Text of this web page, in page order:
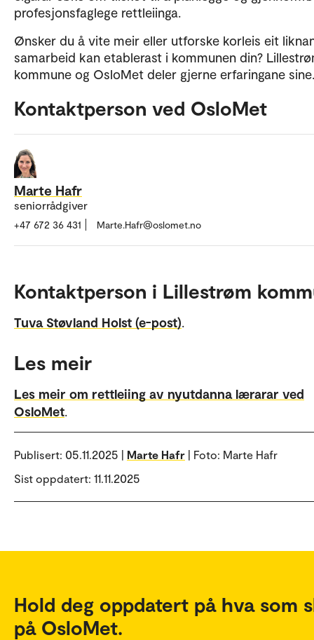
profesjonsfaglege rettleiinga.
Ønsker du å vite meir eller utforske korleis eit
samarbeid kan etablerast i kommunen din?
kommune og OsloMet deler gjerne erfaringane sine.
Kontaktperson ved OsloMet
Marte Hafr
seniorrådgiver
+47 672 36 431 Marte.Hafr@oslomet.no
Kontaktperson i Lillestrøm
Tuva Støvland Holst (e-post)
Les meir
Les meir om rettleiing av nyutdanna lærarar ved
OsloMet
Publisert: 05.11.2025 | Marte Hafr | Foto: Marte Hafr
Sist oppdatert: 11.11.2025
Hold deg oppdatert på hva som
på OsloMet.